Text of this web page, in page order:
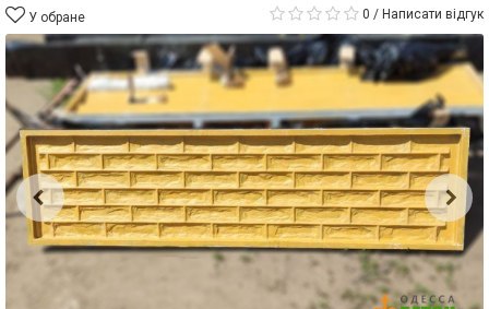
У обране 0 / Написати відгук